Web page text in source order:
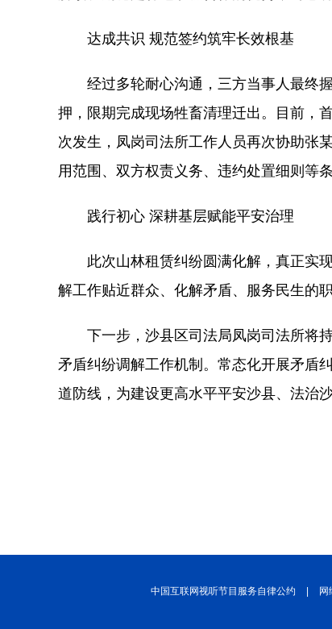
达成共识 规范签约筑牢长效根基
经过多轮耐心沟通，三方当事人最终
押，限期完成现场牲畜清理迁出。目前，
次发生，凤岗司法所工作人员再次协助张
用范围、双方权责义务、违约处置细则等
践行初心 深耕基层赋能平安治理
此次山林租赁纠纷圆满化解，真正实
解工作贴近群众、化解矛盾、服务民生的职
下一步，沙县区司法局凤岗司法所将
矛盾纠纷调解工作机制。常态化开展矛盾
道防线，为建设更高水平平安沙县、法治
中国互联网视听节目服务自律公约 网